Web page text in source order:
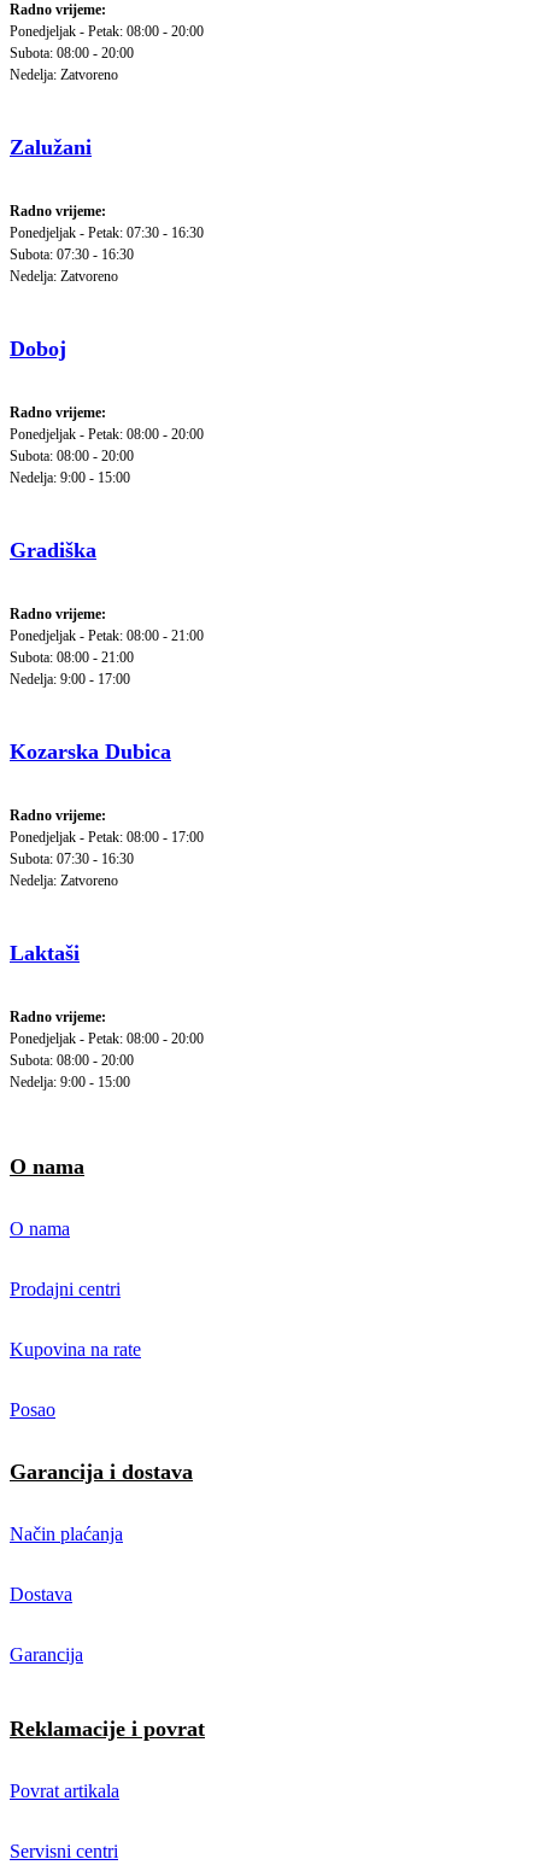
Radno vrijeme:
Ponedjeljak - Petak: 08:00 - 20:00
Subota: 08:00 - 20:00
Nedelja: Zatvoreno
Zalužani
Radno vrijeme:
Ponedjeljak - Petak: 07:30 - 16:30
Subota: 07:30 - 16:30
Nedelja: Zatvoreno
Doboj
Radno vrijeme:
Ponedjeljak - Petak: 08:00 - 20:00
Subota: 08:00 - 20:00
Nedelja: 9:00 - 15:00
Gradiška
Radno vrijeme:
Ponedjeljak - Petak: 08:00 - 21:00
Subota: 08:00 - 21:00
Nedelja: 9:00 - 17:00
Kozarska Dubica
Radno vrijeme:
Ponedjeljak - Petak: 08:00 - 17:00
Subota: 07:30 - 16:30
Nedelja: Zatvoreno
Laktaši
Radno vrijeme:
Ponedjeljak - Petak: 08:00 - 20:00
Subota: 08:00 - 20:00
Nedelja: 9:00 - 15:00
O nama
O nama
Prodajni centri
Kupovina na rate
Posao
Garancija i dostava
Način plaćanja
Dostava
Garancija
Reklamacije i povrat
Povrat artikala
Servisni centri